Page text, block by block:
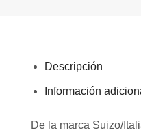
Descripción
Información
De la marca Suizo/